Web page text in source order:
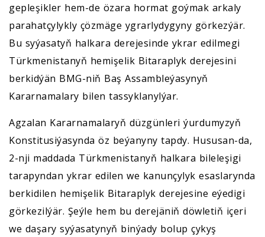
gepleşikler hem-de özara hormat goýmak arkaly
parahatçylykly çözmäge ygrarlydygyny görkezýär.
Bu syýasatyň halkara derejesinde ykrar edilmegi
Türkmenistanyň hemişelik Bitaraplyk derejesini
berkidýän BMG-niň Baş Assambleýasynyň
Kararnamalary bilen tassyklanylýar.
Agzalan Kararnamalaryň düzgünleri ýurdumyzyň
Konstitusiýasynda öz beýanyny tapdy. Hususan-da,
2-nji maddada Türkmenistanyň halkara bileleşigi
tarapyndan ykrar edilen we kanunçylyk esaslarynda
berkidilen hemişelik Bitaraplyk derejesine eýedigi
görkezilýär. Şeýle hem bu derejäniň döwletiň içeri
we daşary syýasatynyň binýady bolup çykyş